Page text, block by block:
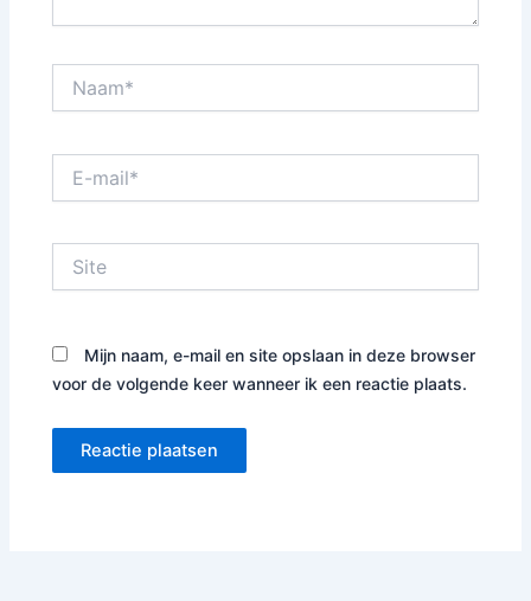
mail*
Mijn naam, e-mail en site opslaan in deze browser
voor de volgende keer wanneer ik een reactie plaats.